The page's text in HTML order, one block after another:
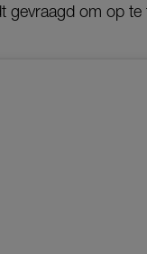
gevraagd om op